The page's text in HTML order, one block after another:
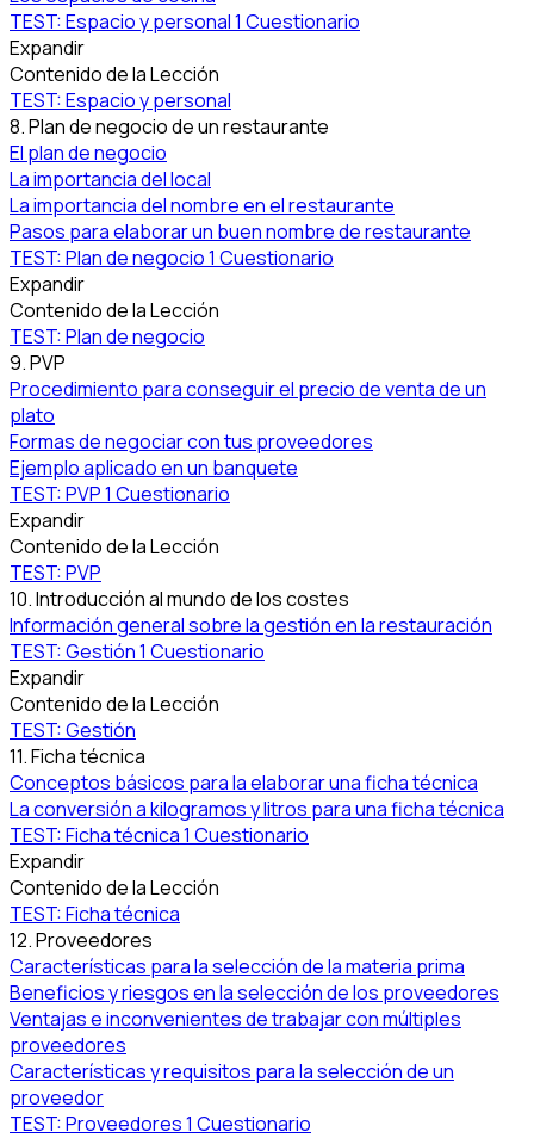
TEST: Espacio y personal1 Cuestionario
Expandir
Contenido de la Lección
TEST: Espacio y personal
8. Plan de negocio de un restaurante
El plan de negocio
La importancia del local
La importancia del nombre en el restaurante
Pasos para elaborar un buen nombre de restaurante
TEST: Plan de negocio1 Cuestionario
Expandir
Contenido de la Lección
TEST: Plan de negocio
9. PVP
Procedimiento para conseguir el precio de venta de un
plato
Formas de negociar con tus proveedores
Ejemplo aplicado en un banquete
TEST: PVP1 Cuestionario
Expandir
Contenido de la Lección
TEST: PVP
10. Introducción al mundo de los costes
Información general sobre la gestión en la restauración
TEST: Gestión1 Cuestionario
Expandir
Contenido de la Lección
TEST: Gestión
11. Ficha técnica
Conceptos básicos para la elaborar una ficha técnica
La conversión a kilogramos y litros para una ficha técnica
TEST: Ficha técnica1 Cuestionario
Expandir
Contenido de la Lección
TEST: Ficha técnica
12. Proveedores
Características para la selección de la materia prima
Beneficios y riesgos en la selección de los proveedores
Ventajas e inconvenientes de trabajar con múltiples
proveedores
Características y requisitos para la selección de un
proveedor
TEST: Proveedores1 Cuestionario